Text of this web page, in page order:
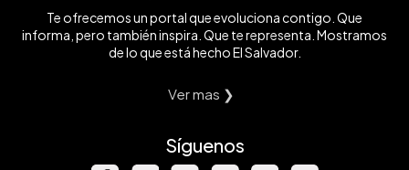
Te ofrecemos un portal que evoluciona contigo. Que
informa, pero también inspira. Que te representa. Mostramos
de lo que está hecho El Salvador.
Ver mas ❯
Síguenos